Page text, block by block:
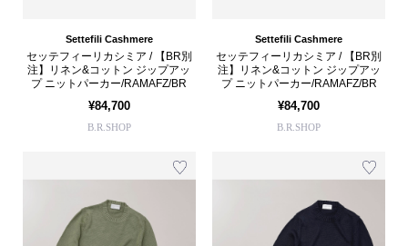
Settefili Cashmere
セッテフィーリカシミア / 【BR別
注】リネン&コットン ジップアッ
プ ニットパーカー/RAMAFZ/BR
¥84,700
B.R.SHOP
Settefili Cashmere
セッテフィーリカシミア / 【BR別
注】リネン&コットン ジップアッ
プ ニットパーカー/RAMAFZ/BR
¥84,700
B.R.SHOP